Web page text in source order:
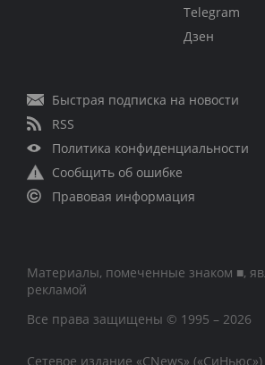
Telegram
Дзен
Быстрая подписка на новости
RSS
Политика конфиденциальности
Сообщить об ошибке
Правовая информация
Материалы, помеченные знаком ■,
рекламой
Все права защищены © 1995 – 2026
Сетевое издание «CNews» («СиНьюс»)